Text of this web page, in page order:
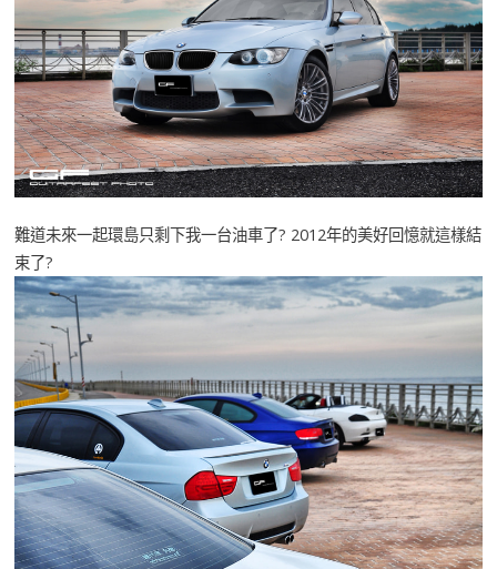
難道未來一起環島只剩下我一台油車了? 2012年的美好回憶就這樣結
束了?